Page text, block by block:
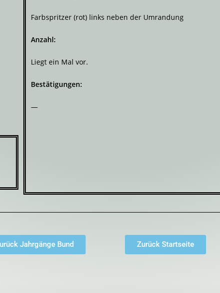
Farbspritzer (rot) links neben der Umrandung
Anzahl:
Liegt ein Mal vor.
Bestätigungen:
—
Jahrgänge Bund Zurück Startseite